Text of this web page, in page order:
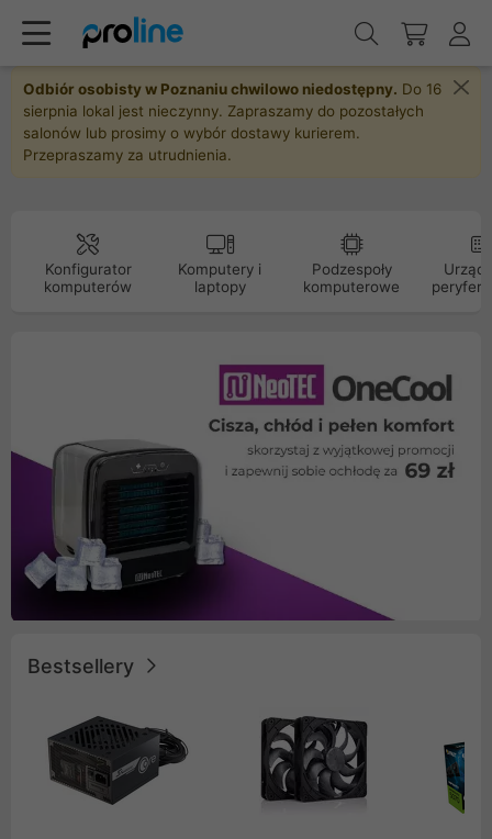
Odbiór osobisty w Poznaniu chwilowo niedostępny. Do 16
sierpnia lokal jest nieczynny. Zapraszamy do pozostałych
salonów lub prosimy o wybór dostawy kurierem.
Przepraszamy za utrudnienia.
Konfigurator
komputerów
Komputery i
laptopy
Podzespoły
komputerowe
Bestsellery